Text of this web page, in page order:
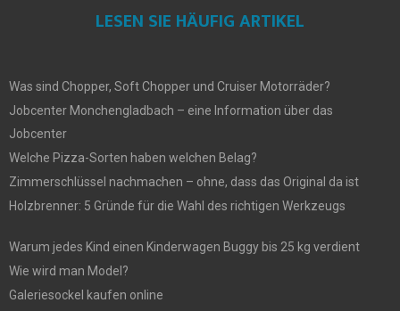
LESEN SIE HÄUFIG ARTIKEL
Was sind Chopper, Soft Chopper und Cruiser Motorräder?
Jobcenter Monchengladbach – eine Information über das
Jobcenter
Welche Pizza-Sorten haben welchen Belag?
Zimmerschlüssel nachmachen – ohne, dass das Original da ist
Holzbrenner: 5 Gründe für die Wahl des richtigen Werkzeugs
Warum jedes Kind einen Kinderwagen Buggy bis 25 kg verdient
Wie wird man Model?
Galeriesockel kaufen online